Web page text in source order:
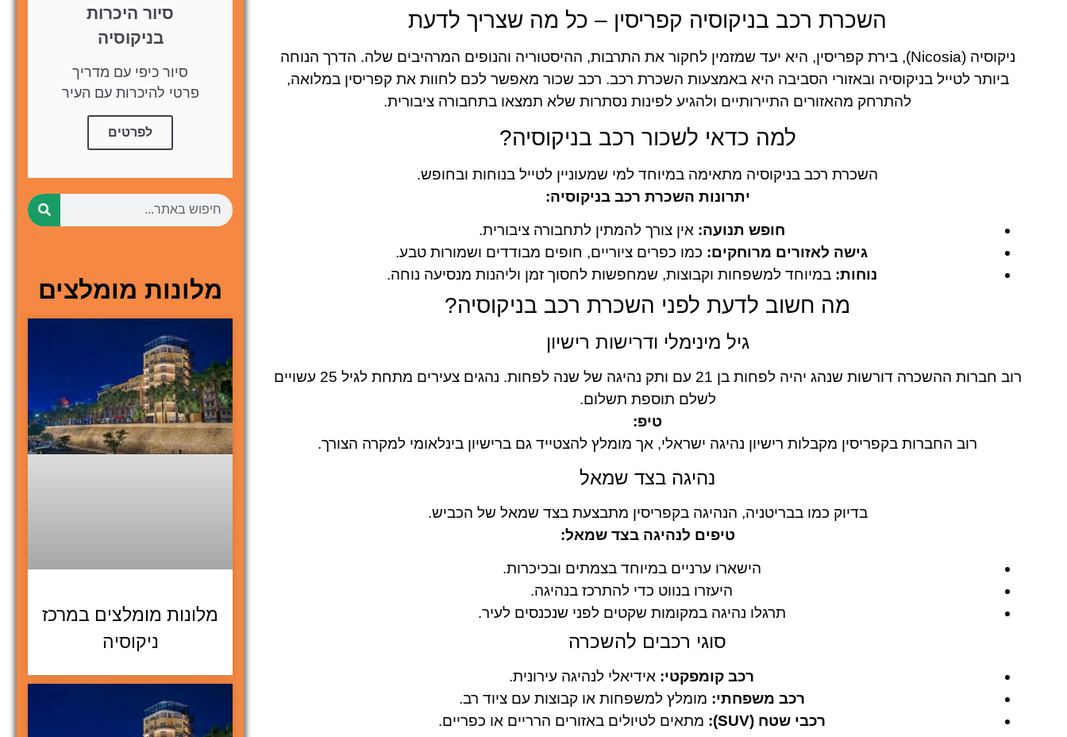
השכרת רכב בניקוסיה קפריסין – כל מה שצריך לדעת
ניקוסיה (Nicosia), בירת קפריסין, היא יעד שמזמין לחקור את התרבות, ההיסטוריה והנופים המרהיבים שלה. הדרך הנוחה
ביותר לטייל בניקוסיה ובאזורי הסביבה היא באמצעות השכרת רכב. רכב שכור מאפשר לכם לחוות את קפריסין במלואה,
להתרחק מהאזורים התיירותיים ולהגיע לפינות נסתרות שלא תמצאו בתחבורה ציבורית.
למה כדאי לשכור רכב בניקוסיה?
השכרת רכב בניקוסיה מתאימה במיוחד למי שמעוניין לטייל בנוחות ובחופש.
יתרונות השכרת רכב בניקוסיה:
חופש תנועה: אין צורך להמתין לתחבורה ציבורית.
גישה לאזורים מרוחקים: כמו כפרים ציוריים, חופים מבודדים ושמורות טבע.
נוחות: במיוחד למשפחות וקבוצות, שמחפשות לחסוך זמן וליהנות מנסיעה נוחה.
מה חשוב לדעת לפני השכרת רכב בניקוסיה?
גיל מינימלי ודרישות רישיון
רוב חברות ההשכרה דורשות שנהג יהיה לפחות בן 21 עם ותק נהיגה של שנה לפחות. נהגים צעירים מתחת לגיל 25 עשויים
לשלם תוספת תשלום.
טיפ:
רוב החברות בקפריסין מקבלות רישיון נהיגה ישראלי, אך מומלץ להצטייד גם ברישיון בינלאומי למקרה הצורך.
נהיגה בצד שמאל
בדיוק כמו בבריטניה, הנהיגה בקפריסין מתבצעת בצד שמאל של הכביש.
טיפים לנהיגה בצד שמאל:
הישארו ערניים במיוחד בצמתים ובכיכרות.
היעזרו בנווט כדי להתרכז בנהיגה.
תרגלו נהיגה במקומות שקטים לפני שנכנסים לעיר.
סוגי רכבים להשכרה
רכב קומפקטי: אידיאלי לנהיגה עירונית.
רכב משפחתי: מומלץ למשפחות או קבוצות עם ציוד רב.
רכבי שטח (SUV):
מתאים לטיולים באזורים הרריים או כפריים.
סיור היכרות
בניקוסיה
סיור כיפי עם מדריך
פרטי להיכרות עם העיר
לפרטים
מלונות מומלצים
מלונות מומלצים במרכז
ניקוסיה